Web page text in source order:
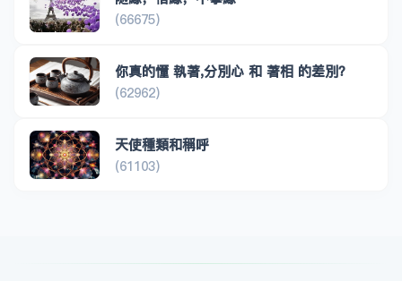
(66675)
你真的懂 執著,分別心 和 著相 的差別？
(62962)
天使種類和稱呼
(61103)